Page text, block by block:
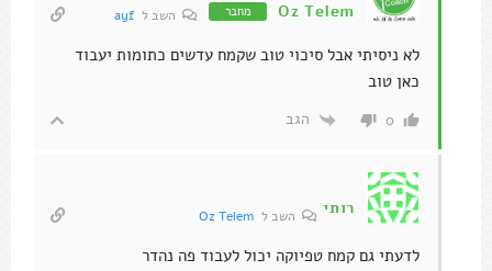
Oz Telem מחבר השב לayf
לא ניסיתי אבל סיכוי טוב שקמח עדשים כתומות יעבוד
כאן טוב
0 הגב
רותי השב ל Oz Telem
לדעתי גם קמח טפיוקה יכול לעבוד פה נהדר